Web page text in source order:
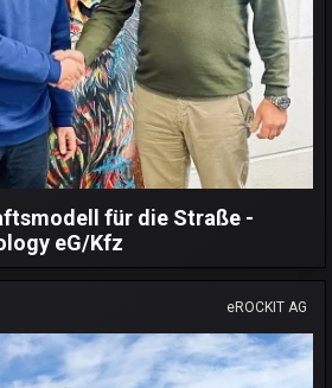
für die Straße -
eG/Kfz
eROCKIT AG